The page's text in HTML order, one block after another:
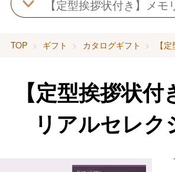
TOP ギフト カタログギフト 【
【定型挨拶状付
リアルセレク